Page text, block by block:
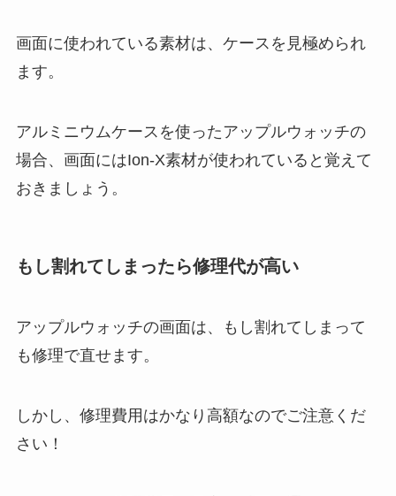
画面に使われている素材は、ケースを見極められ
ます。
アルミニウムケースを使ったアップルウォッチの
場合、画面にはIon-X素材が使われていると覚えて
おきましょう。
もし割れてしまったら修理代が高い
アップルウォッチの画面は、もし割れてしまって
も修理で直せます。
しかし、修理費用はかなり高額なのでご注意くだ
さい！